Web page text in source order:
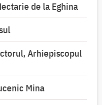
de la Eghina
Arhiepiscopul
Mina